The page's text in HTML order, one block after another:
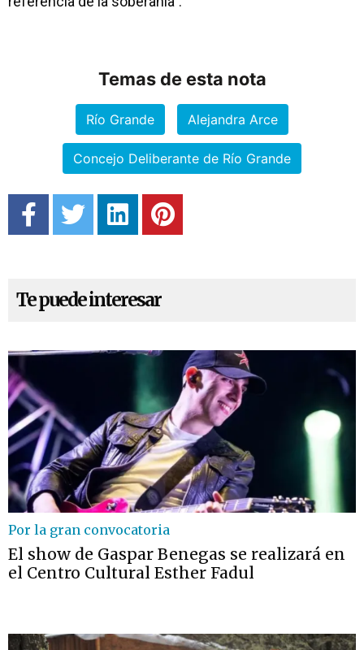
Temas de esta nota
Río Grande Alejandra Arce
Concejo Deliberante de Río Grande
Te puede interesar
Por la gran convocatoria
El show de Gaspar Benegas se realizará en
el Centro Cultural Esther Fadul